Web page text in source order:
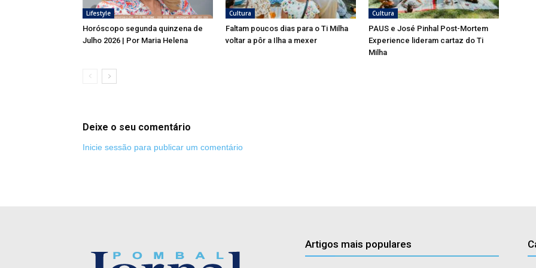
Lifestyle
Horóscopo segunda quinzena de
Julho 2026 | Por Maria Helena
Cultura
Faltam poucos dias para o Ti Milha
voltar a pôr a Ilha a mexer
Cultura
PAUS e José Pinhal Post-Mortem
Experience lideram cartaz do Ti
Milha
Deixe o seu comentário
Inicie sessão para publicar um comentário
Artigos mais populares